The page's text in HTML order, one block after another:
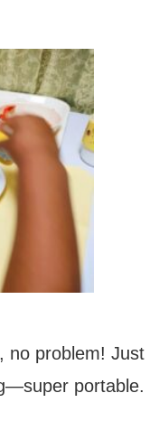
no problem! Just
portable.